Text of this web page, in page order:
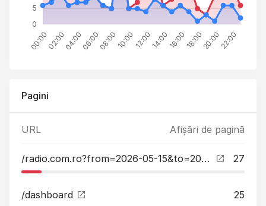
Pagini
URL Afișări de pagină
/radio.com.ro?from=2026-05-15&to=2026-05-15 27
/dashboard 25